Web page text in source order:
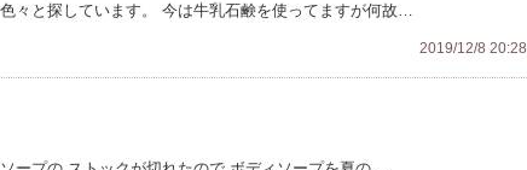
々と探しています。 今は牛乳石鹸を使ってますが何故…
2019/12/8 20:28